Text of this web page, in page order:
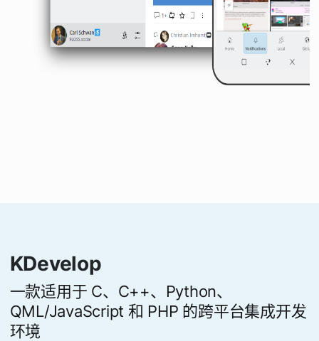
KDevelop
一款适用于 C、C++、Python、
QML/JavaScript 和 PHP 的跨平台集成开发
环境